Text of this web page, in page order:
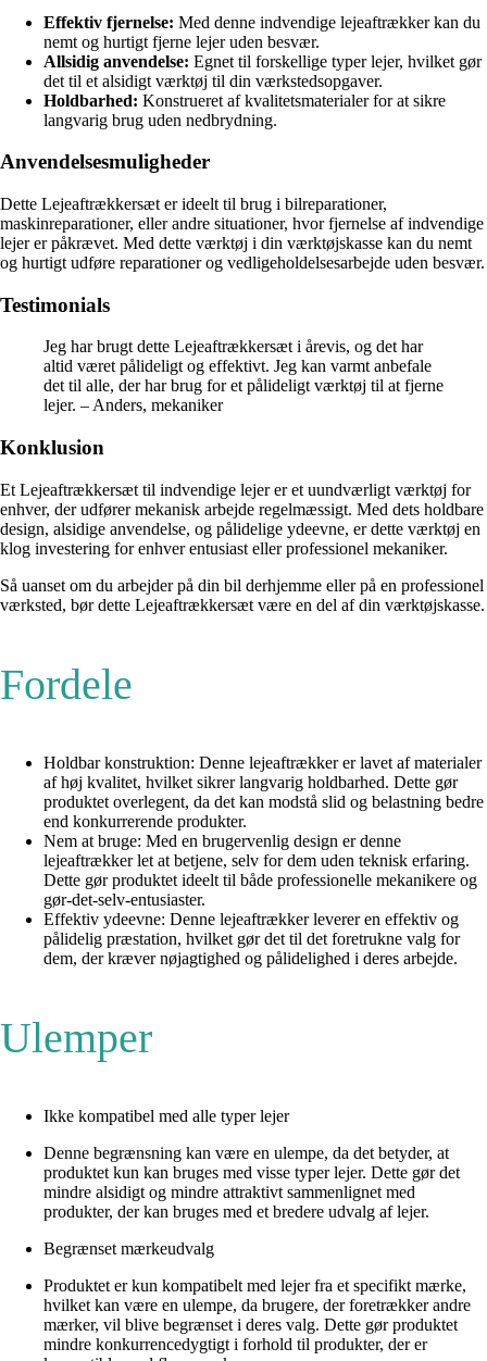
Effektiv fjernelse: Med denne indvendige lejeaftrækker kan du
nemt og hurtigt fjerne lejer uden besvær.
Allsidig anvendelse: Egnet til forskellige typer lejer, hvilket gør
det til et alsidigt værktøj til din værkstedsopgaver.
Holdbarhed: Konstrueret af kvalitetsmaterialer for at sikre
langvarig brug uden nedbrydning.
Anvendelsesmuligheder
Dette Lejeaftrækkersæt er ideelt til brug i bilreparationer,
maskinreparationer, eller andre situationer, hvor fjernelse af indvendige
lejer er påkrævet. Med dette værktøj i din værktøjskasse kan du nemt
og hurtigt udføre reparationer og vedligeholdelsesarbejde uden besvær.
Testimonials
Jeg har brugt dette Lejeaftrækkersæt i årevis, og det har
altid været pålideligt og effektivt. Jeg kan varmt anbefale
det til alle, der har brug for et pålideligt værktøj til at fjerne
lejer. – Anders, mekaniker
Konklusion
Et Lejeaftrækkersæt til indvendige lejer er et uundværligt værktøj for
enhver, der udfører mekanisk arbejde regelmæssigt. Med dets holdbare
design, alsidige anvendelse, og pålidelige ydeevne, er dette værktøj en
klog investering for enhver entusiast eller professionel mekaniker.
Så uanset om du arbejder på din bil derhjemme eller på en professionel
værksted, bør dette Lejeaftrækkersæt være en del af din værktøjskasse.
Fordele
Holdbar konstruktion: Denne lejeaftrækker er lavet af materialer
af høj kvalitet, hvilket sikrer langvarig holdbarhed. Dette gør
produktet overlegent, da det kan modstå slid og belastning bedre
end konkurrerende produkter.
Nem at bruge: Med en brugervenlig design er denne
lejeaftrækker let at betjene, selv for dem uden teknisk erfaring.
Dette gør produktet ideelt til både professionelle mekanikere og
gør-det-selv-entusiaster.
Effektiv ydeevne: Denne lejeaftrækker leverer en effektiv og
pålidelig præstation, hvilket gør det til det foretrukne valg for
dem, der kræver nøjagtighed og pålidelighed i deres arbejde.
Ulemper
Ikke kompatibel med alle typer lejer
Denne begrænsning kan være en ulempe, da det betyder, at
produktet kun kan bruges med visse typer lejer. Dette gør det
mindre alsidigt og mindre attraktivt sammenlignet med
produkter, der kan bruges med et bredere udvalg af lejer.
Begrænset mærkeudvalg
Produktet er kun kompatibelt med lejer fra et specifikt mærke,
hvilket kan være en ulempe, da brugere, der foretrækker andre
mærker, vil blive begrænset i deres valg. Dette gør produktet
mindre konkurrencedygtigt i forhold til produkter, der er